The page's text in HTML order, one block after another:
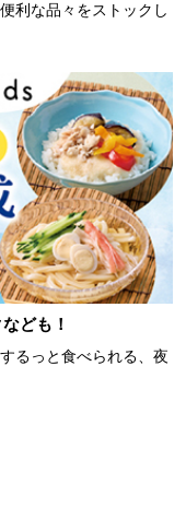
利な品々をストックし
ども！
るっと食べられる、夜